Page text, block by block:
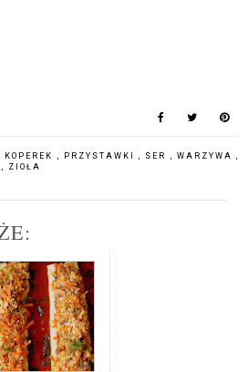
KOPEREK , PRZYSTAWKI , SER , WARZYWA ,
, ZIOŁA